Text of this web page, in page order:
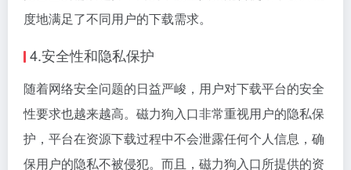
度地满足了不同用户的下载需求。
4.安全性和隐私保护
随着网络安全问题的日益严峻，用户对下载平台的安全
性要求也越来越高。磁力狗入口非常重视用户的隐私保
护，平台在资源下载过程中不会泄露任何个人信息，确
保用户的隐私不被侵犯。而且，磁力狗入口所提供的资